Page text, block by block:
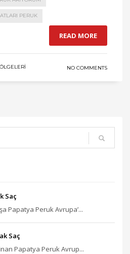
PERUK
READ MORE
NO COMMENTS
Saç
Papatya Peruk Avrupa’...
Saç
Papatya Peruk Avrup...